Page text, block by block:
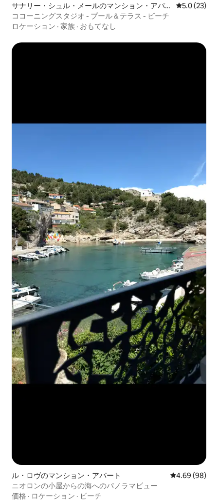
サナリー・シュル・メールのマンション・アパー
ト
レビュー23
5.0 (23)
ココーニングスタジオ - プール＆テラス - ビーチ
ロケーション · 家族 · おもてなし
ル・ロヴのマンション・アパート レビュー98件
4.69 (98)
ニオロンの小屋からの海へのパノラマビュー
価格 · ロケーション · ビーチ